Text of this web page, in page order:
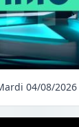
04/08/2026